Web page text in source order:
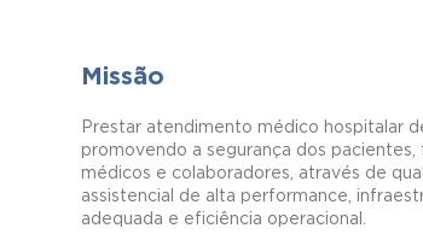
Missão
Prestar atendimento médico hospitalar
promovendo a segurança dos pacientes,
médicos e colaboradores, através de
assistencial de alta performance,
adequada e eficiência operacional.